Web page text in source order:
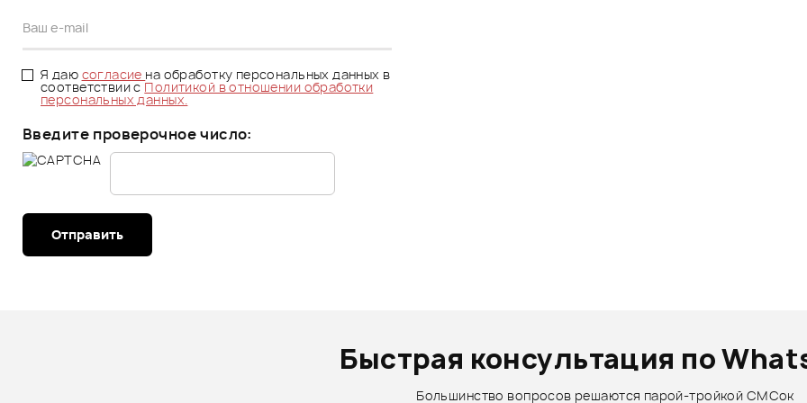
Я даю согласие на обработку персональных данных в
соответствии сПолитикой в отношении обработки
персональных данных.
Введите проверочное число:
Отправить
Быстрая консультация по
Большинство вопросов решаются парой-тройкой СМСок